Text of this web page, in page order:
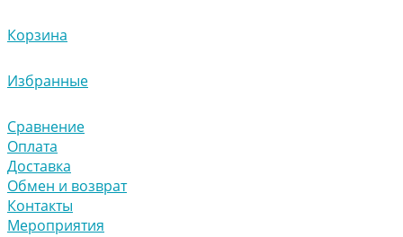
Корзина
Избранные
Сравнение
Оплата
Доставка
Обмен и возврат
Контакты
Мероприятия